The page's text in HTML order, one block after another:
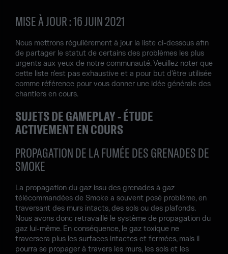
MISE À JOUR : 16 JUIN 2021
Nous mettrons régulièrement à jour la liste ci-dessous afin
de partager le statut de certains des problèmes les plus
urgents aux yeux de notre communauté. Veuillez noter que
cette liste n'est pas exhaustive et a pour but d'être utilisée
comme référence pour vous donner une idée générale des
chantiers en cours.
SUJETS DE GAMEPLAY - ÉTUDE
ACTIVEMENT EN COURS
PROPAGATION DE LA FUMÉE DES GRENADES DE
SMOKE
La propagation du gaz issu des grenades à gaz
télécommandées de Smoke a souvent posé problème, en
traversant des murs intacts, des sols ou des plafonds.
Nous avons donc retravaillé le système de propagation du
gaz lui-même. En conséquence, le gaz toxique ne
traversera plus les surfaces intactes et fermées, mais il
pourra se propager à travers les murs, les sols et les